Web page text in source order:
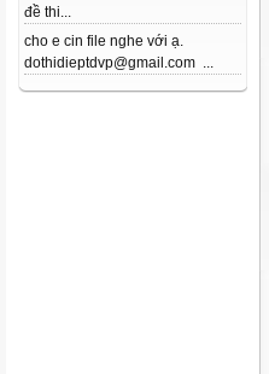
đề thi...
cho e cin file nghe với ạ.
dothidieptdvp@gmail.com ...